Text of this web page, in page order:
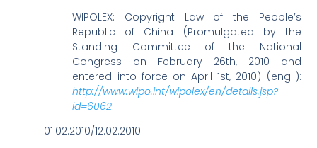
WIPOLEX: Copyright Law of the People’s
Republic of China (Promulgated by the
Standing Committee of the National
Congress on February 26th, 2010 and
entered into force on April 1st, 2010) (engl.):
http://www.wipo.int/wipolex/en/details.jsp?
id=6062
01.02.2010/12.02.2010